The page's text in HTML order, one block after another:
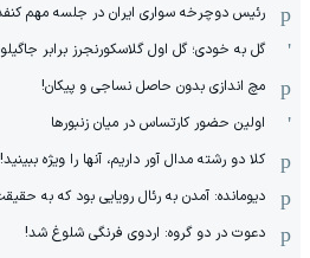
رئیس دوچرخه سواری ایران در جلسه مهم
گل به خودی؛ گل اول گلاسکورنجرز برابر
مچ اندازی بدون حاصل نساجی و پیکان!
اولین حضور کارتساس در میان زنبورها
کلا دو‌ رشته مدال آور داریم، آنها را ویژه ببینید!
دیومانده: آمدن به رئال رویایی بود که به
دعوت در دو گروه: اردوی فرنگی شلوغ شد!